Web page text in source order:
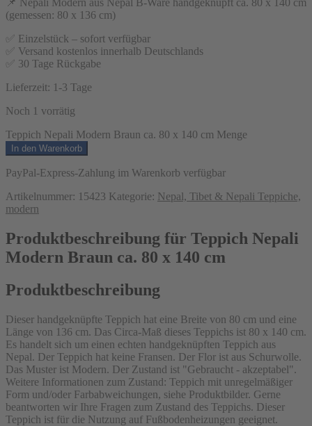
📌 Nepali Modern aus Nepal B-Ware handgeknüpft ca. 80 x 140 cm
(gemessen: 80 x 136 cm)
✅ Einzelstück – sofort verfügbar
✅ Versand kostenlos innerhalb Deutschlands
✅ 30 Tage Rückgabe
Lieferzeit: 1-3 Tage
Noch 1 vorrätig
Teppich Nepali Modern Braun ca. 80 x 140 cm Menge
In den Warenkorb
PayPal-Express-Zahlung im Warenkorb verfügbar
Artikelnummer: 15423 Kategorie: Nepal, Tibet & Nepali Teppiche,
modern
Produktbeschreibung für Teppich Nepali
Modern Braun ca. 80 x 140 cm
Produktbeschreibung
Dieser handgeknüpfte Teppich hat eine Breite von 80 cm und eine
Länge von 136 cm. Das Circa-Maß dieses Teppichs ist 80 x 140 cm.
Es handelt sich um einen echten handgeknüpften Teppich aus
Nepal. Der Teppich hat keine Fransen. Der Flor ist aus Schurwolle.
Das Muster ist Modern. Der Zustand ist "Gebraucht - akzeptabel".
Weitere Informationen zum Zustand: Teppich mit unregelmäßiger
Form und/oder Farbabweichungen, siehe Produktbilder. Gerne
beantworten wir Ihre Fragen zum Zustand des Teppichs. Dieser
Teppich ist für die Nutzung auf Fußbodenheizungen geeignet.